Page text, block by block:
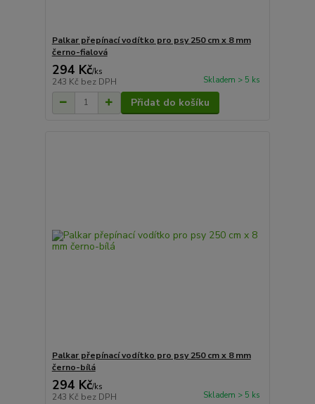
Palkar přepínací vodítko pro psy 250 cm x 8 mm
černo-fialová
294 Kč/ks
243 Kč bez DPH Skladem > 5 ks
Přidat do košíku
Palkar přepínací vodítko pro psy 250 cm x 8 mm
černo-bílá
294 Kč/ks
243 Kč bez DPH Skladem > 5 ks